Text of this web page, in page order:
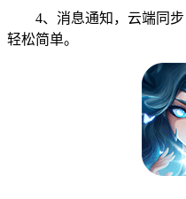
4、消息通知，云端同步
轻松简单。